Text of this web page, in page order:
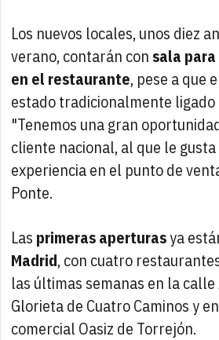
Los nuevos locales, unos diez
verano, contarán con sala
en el restaurante, pese a que
estado tradicionalmente ligado
"Tenemos una gran
cliente nacional, al que le
experiencia en el punto de
Ponte.
Las primeras aperturasya
Madrid, con cuatro
las últimas semanas en la
Glorieta de Cuatro Caminos y
comercial Oasiz de Torrejón.